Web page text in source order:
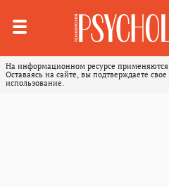
На информационном ресурсе
Оставаясь на сайте, вы подтверждаете свое
использование.